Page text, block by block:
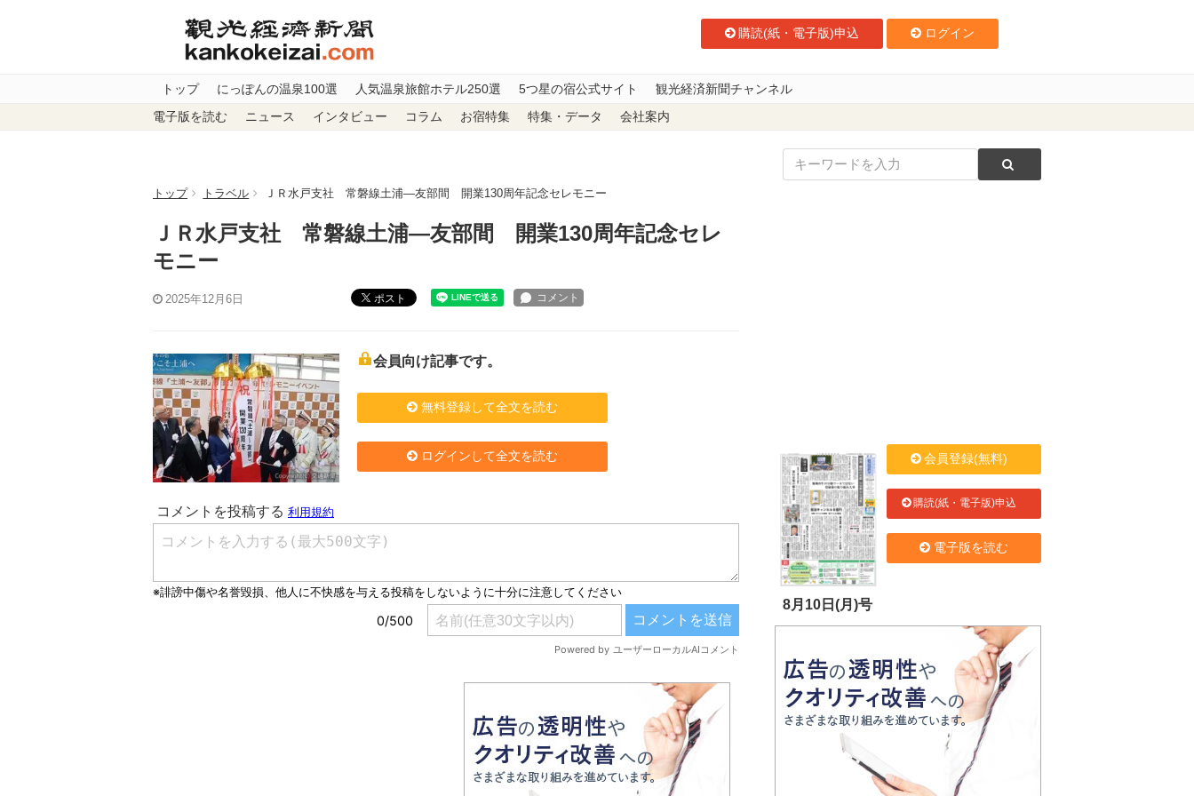
購読(紙・電子版)申込 ログイン
トップ にっぽんの温泉100選 人気温泉旅館ホテル250選 5つ星の宿公式サイト 観光経済新聞チャンネル
電子版を読む ニュース インタビュー コラム お宿特集 特集・データ 会社案内
トップ トラベル ＪＲ水戸支社 常磐線土浦―友部間 開業130周年記念セレモニー
ＪＲ水戸支社 常磐線土浦―友部間 開業130周年記念セレ
モニー
2025年12月6日 ポスト
会員向け記事です。
無料登録して全文を読む
ログインして全文を読む
8月10日(月)号
会員登録(無料)
購読(紙・電子版)申込
電子版を読む